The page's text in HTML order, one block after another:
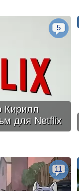
Кирилл
для Netflix
5
11